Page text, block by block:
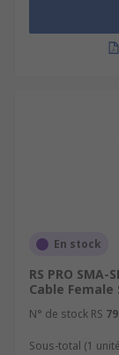
En stock
RS PRO
Cable Female
N° de stock RS
Sous-total (1